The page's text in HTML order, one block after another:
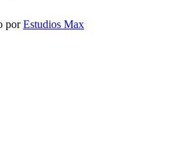
porEstudios Max